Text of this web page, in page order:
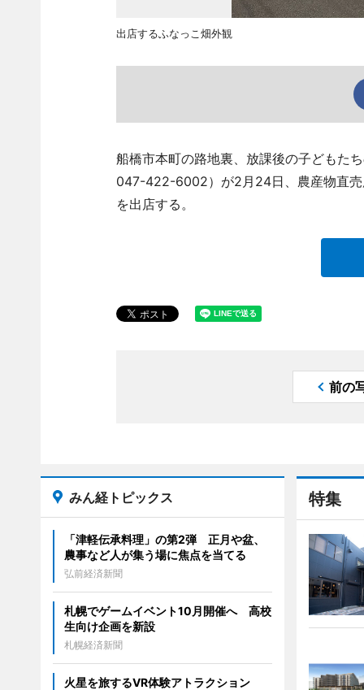
出店するふなっこ畑外観
船橋市本町の路地裏、放課後の子どもた
047-422-6002）が2月24日、農産物直
を出店する。
前の
特集
みん経トピックス
「津軽伝承料理」の第2弾 正月や盆、
農事など人が集う場に焦点を当てる
弘前経済新聞
札幌でゲームイベント10月開催へ 高校
生向け企画を新設
札幌経済新聞
火星を旅するVR体験アトラクション